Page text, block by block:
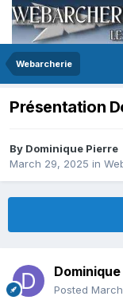
Webarcherie
Présentation
By Dominique Pierre
March 29, 2025 in
Posted